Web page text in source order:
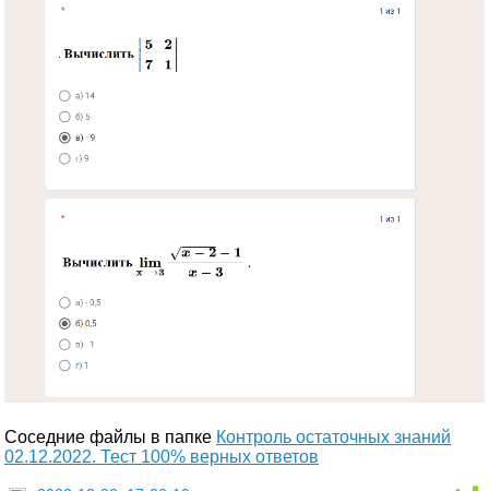
Соседние файлы в папке Контроль остаточных знаний
02.12.2022. Тест 100% верных ответов